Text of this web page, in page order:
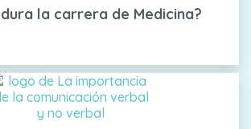
la carrera de Medicina?